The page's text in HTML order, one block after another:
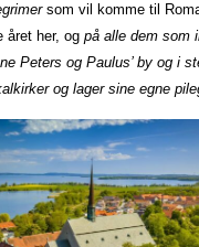
som vil komme til
året her, ogpå alle dem som
Peters og Paulus’ by og i
og lager sine egne